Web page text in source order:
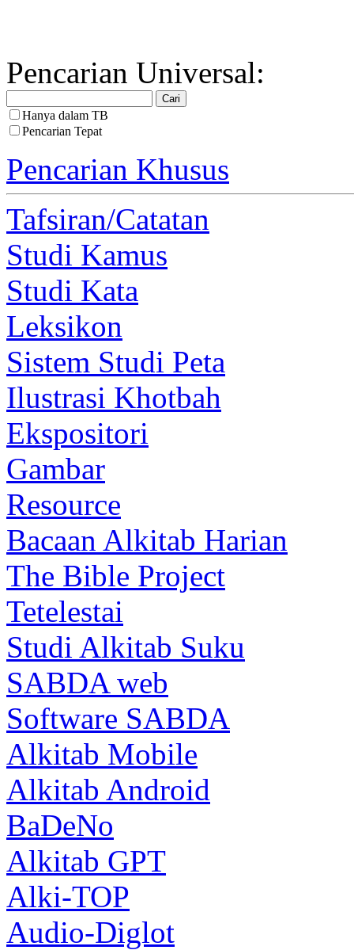
Pencarian Universal:
Hanya dalam TB
Pencarian Tepat
Pencarian Khusus
Tafsiran/Catatan
Studi Kamus
Studi Kata
Leksikon
Sistem Studi Peta
Ilustrasi Khotbah
Ekspositori
Gambar
Resource
Bacaan Alkitab Harian
The Bible Project
Tetelestai
Studi Alkitab Suku
SABDA web
Software SABDA
Alkitab Mobile
Alkitab Android
BaDeNo
Alkitab GPT
Alki-TOP
Audio-Diglot